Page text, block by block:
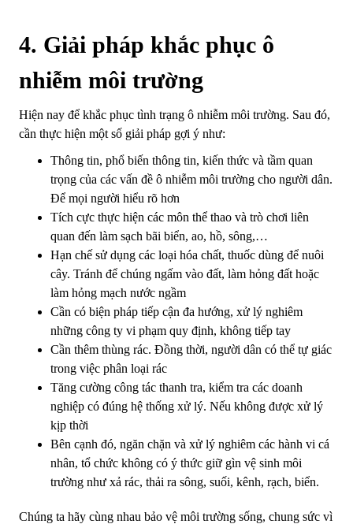
4. Giải pháp khắc phục ô
nhiễm môi trường
Hiện nay để khắc phục tình trạng ô nhiễm môi trường. Sau đó,
cần thực hiện một số giải pháp gợi ý như:
Thông tin, phổ biến thông tin, kiến ​​thức và tầm quan
trọng của các vấn đề ô nhiễm môi trường cho người dân.
Để mọi người hiểu rõ hơn
Tích cực thực hiện các môn thể thao và trò chơi liên
quan đến làm sạch bãi biển, ao, hồ, sông,…
Hạn chế sử dụng các loại hóa chất, thuốc dùng để nuôi
cây. Tránh để chúng ngấm vào đất, làm hỏng đất hoặc
làm hỏng mạch nước ngầm
Cần có biện pháp tiếp cận đa hướng, xử lý nghiêm
những công ty vi phạm quy định, không tiếp tay
Cần thêm thùng rác. Đồng thời, người dân có thể tự giác
trong việc phân loại rác
Tăng cường công tác thanh tra, kiểm tra các doanh
nghiệp có đúng hệ thống xử lý. Nếu không được xử lý
kịp thời
Bên cạnh đó, ngăn chặn và xử lý nghiêm các hành vi cá
nhân, tổ chức không có ý thức giữ gìn vệ sinh môi
trường như xả rác, thải ra sông, suối, kênh, rạch, biển.
Chúng ta hãy cùng nhau bảo vệ môi trường sống, chung sức vì